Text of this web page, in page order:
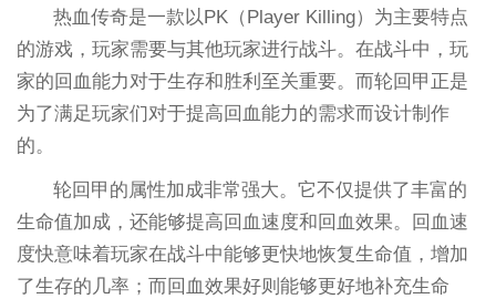
热血传奇是一款以PK（Player Killing）为主要特点
的游戏，玩家需要与其他玩家进行战斗。在战斗中，玩
家的回血能力对于生存和胜利至关重要。而轮回甲正是
为了满足玩家们对于提高回血能力的需求而设计制作
的。
轮回甲的属性加成非常强大。它不仅提供了丰富的
生命值加成，还能够提高回血速度和回血效果。回血速
度快意味着玩家在战斗中能够更快地恢复生命值，增加
了生存的几率；而回血效果好则能够更好地补充生命